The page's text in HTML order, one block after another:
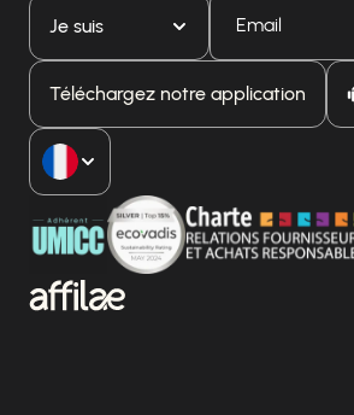
Je suis
Téléchargez notre application